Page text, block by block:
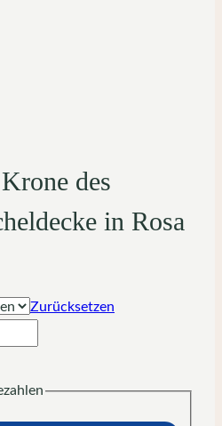
des
in Rosa
Zurücksetzen